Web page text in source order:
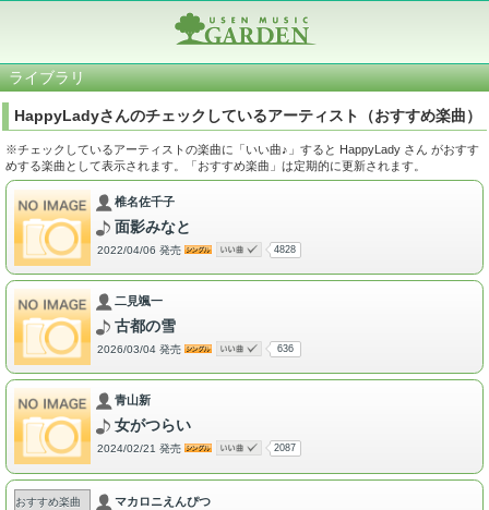
ライブラリ
HappyLadyさんのチェックしているアーティスト（おすすめ楽曲）
※チェックしているアーティストの楽曲に「いい曲♪」すると HappyLady さん がおすす
めする楽曲として表示されます。「おすすめ楽曲」は定期的に更新されます。
椎名佐千子
面影みなと
2022/04/06 発売 4828
二見颯一
古都の雪
2026/03/04 発売 636
青山新
女がつらい
2024/02/21 発売 2087
おすすめ楽曲
マカロニえんぴつ